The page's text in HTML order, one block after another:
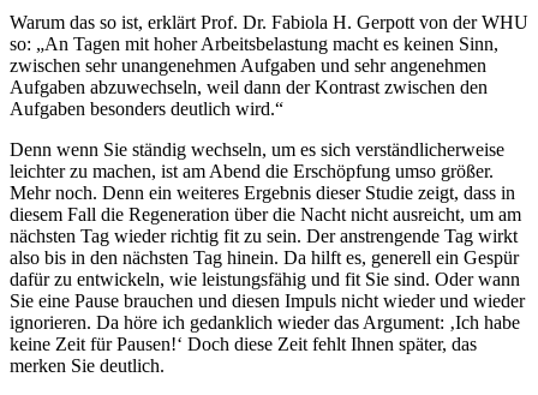
Warum das so ist, erklärt Prof. Dr. Fabiola H. Gerpott von der WHU
so: „An Tagen mit hoher Arbeitsbelastung macht es keinen Sinn,
zwischen sehr unangenehmen Aufgaben und sehr angenehmen
Aufgaben abzuwechseln, weil dann der Kontrast zwischen den
Aufgaben besonders deutlich wird.“
Denn wenn Sie ständig wechseln, um es sich verständlicherweise
leichter zu machen, ist am Abend die Erschöpfung umso größer.
Mehr noch. Denn ein weiteres Ergebnis dieser Studie zeigt, dass in
diesem Fall die Regeneration über die Nacht nicht ausreicht, um am
nächsten Tag wieder richtig fit zu sein. Der anstrengende Tag wirkt
also bis in den nächsten Tag hinein. Da hilft es, generell ein Gespür
dafür zu entwickeln, wie leistungsfähig und fit Sie sind. Oder wann
Sie eine Pause brauchen und diesen Impuls nicht wieder und wieder
ignorieren. Da höre ich gedanklich wieder das Argument: ‚Ich habe
keine Zeit für Pausen!‘ Doch diese Zeit fehlt Ihnen später, das
merken Sie deutlich.